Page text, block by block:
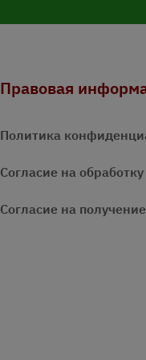
Правовая
Политика
Согласие на
Согласие на